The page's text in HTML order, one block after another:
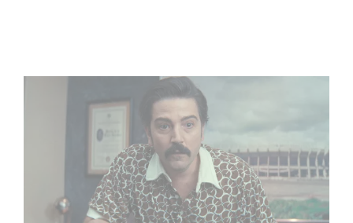
Mexico 86, est à retrouver dès maintenant sur Netflix